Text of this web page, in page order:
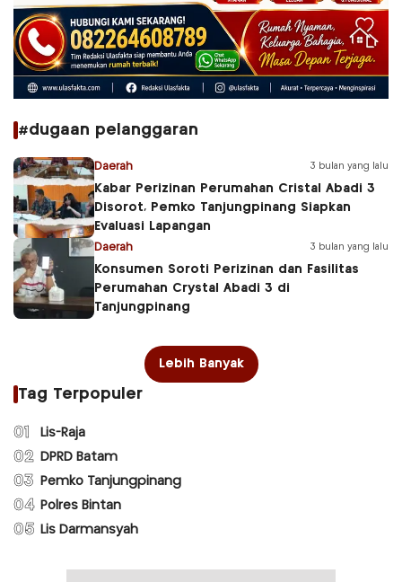
#dugaan pelanggaran
Daerah 3 bulan yang lalu
Kabar Perizinan Perumahan Cristal Abadi 3
Disorot, Pemko Tanjungpinang Siapkan
Evaluasi Lapangan
Daerah 3 bulan yang lalu
Konsumen Soroti Perizinan dan Fasilitas
Perumahan Crystal Abadi 3 di
Tanjungpinang
Lebih Banyak
Tag Terpopuler
01 Lis-Raja
02 DPRD Batam
03 Pemko Tanjungpinang
04 Polres Bintan
05 Lis Darmansyah